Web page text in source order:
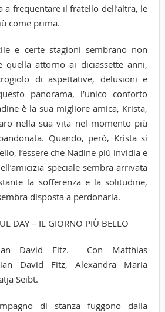
a frequentare il fratello dell’altra, le
come prima.
e certe stagioni sembrano non
quella attorno ai diciassette anni,
di aspettative, delusioni e
panorama, l’unico conforto
è la sua migliore amica, Krista,
nella sua vita nel momento più
Quando, però, Krista si
l’essere che Nadine più invidia e
speciale sembra arrivata
la sofferenza e la solitudine,
disposta a perdonarla.
DAY – IL GIORNO PIÙ BELLO
David Fitz. Con Matthias
David Fitz, Alexandra Maria
Seibt.
di stanza fuggono dalla